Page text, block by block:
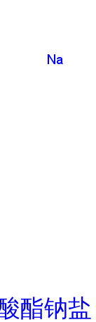
酯钠盐